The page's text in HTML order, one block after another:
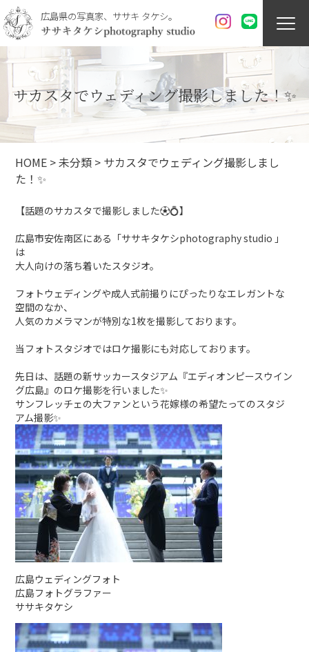
広島県の写真家、ササキ タケシ。
サカスタでウェディング撮影しました！✨
HOME >未分類 > サカスタでウェディング撮影しまし
た！✨
【話題のサカスタで撮影しました⚽💍】
広島市安佐南区にある「ササキタケシphotography studio 」
は
大人向けの落ち着いたスタジオ。
フォトウェディングや成人式前撮りにぴったりなエレガントな
空間のなか、
人気のカメラマンが特別な1枚を撮影しております。
当フォトスタジオではロケ撮影にも対応しております。
先日は、話題の新サッカースタジアム『エディオンピースウイン
グ広島』のロケ撮影を行いました✨
サンフレッチェの大ファンという花嫁様の希望たってのスタジ
アム撮影✨
広島ウェディングフォト
広島フォトグラファー
ササキタケシ